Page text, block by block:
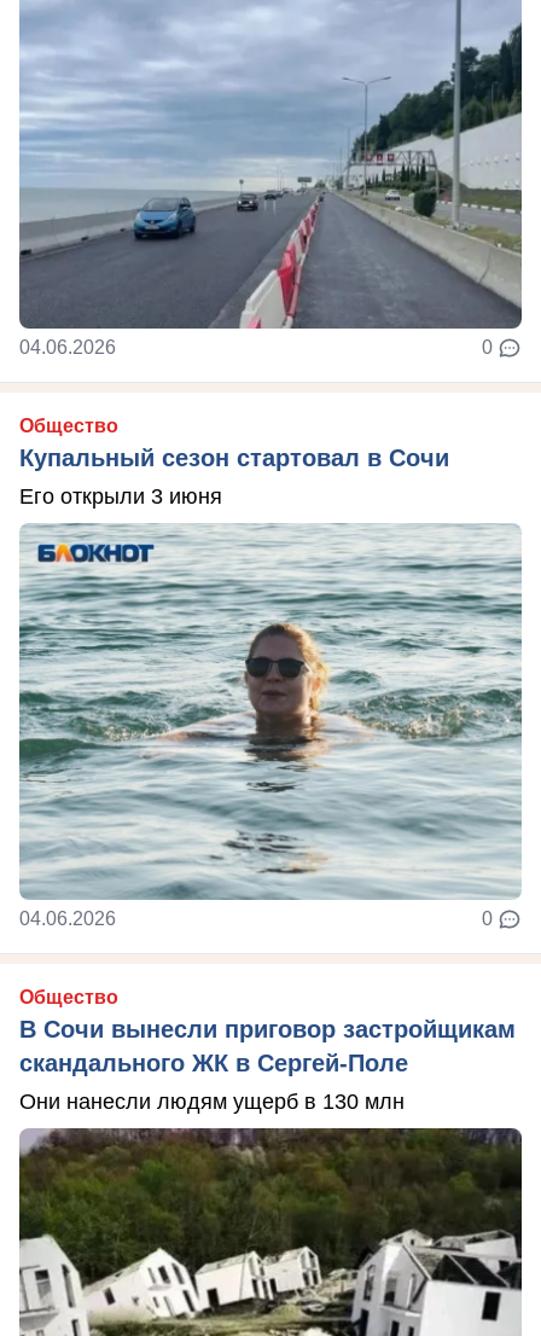
04.06.2026 0
Общество
Купальный сезон стартовал в Сочи
Его открыли 3 июня
04.06.2026 0
Общество
В Сочи вынесли приговор застройщикам
скандального ЖК в Сергей-Поле
Они нанесли людям ущерб в 130 млн